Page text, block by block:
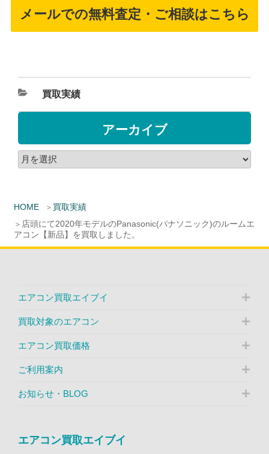
HOME
買取実績
店頭にて2020年モデルのPanasonic(パナソニック)のルームエ
アコン【新品】を買取しました。
メールでの無料査定・ご相談はこちら
買取実績
アーカイブ
エアコン買取エイブイ
買取対象のエアコン
エアコン買取価格
ご利用案内
お知らせ・BLOG
エアコン買取エイブイ